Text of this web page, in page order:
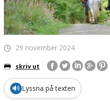
29 november 2024
skriv ut
🔊 Lyssna på texten